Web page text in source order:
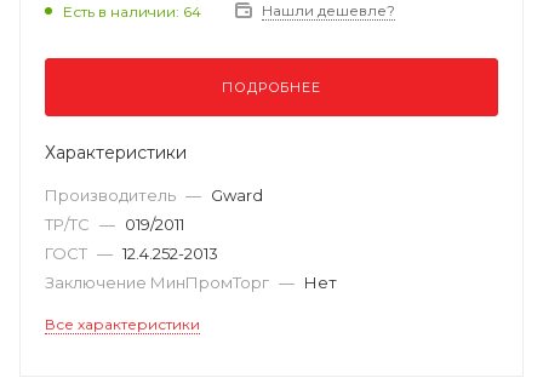
Есть в наличии: 64 Нашли дешевле?
ПОДРОБНЕЕ
Характеристики
Производитель — Gward
ТР/ТС — 019/2011
ГОСТ — 12.4.252-2013
Заключение МинПромТорг — Нет
Все характеристики